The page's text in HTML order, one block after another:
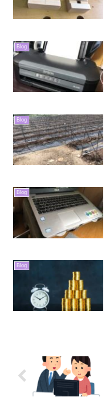
Blog
Blog
Blog
Blog